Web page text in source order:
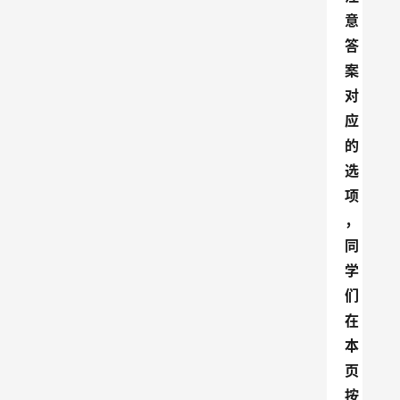
意
答
案
对
应
的
选
项
，
同
学
们
在
本
页
按